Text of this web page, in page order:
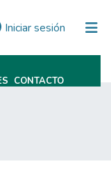
Iniciar sesión (current)
CONTACTO